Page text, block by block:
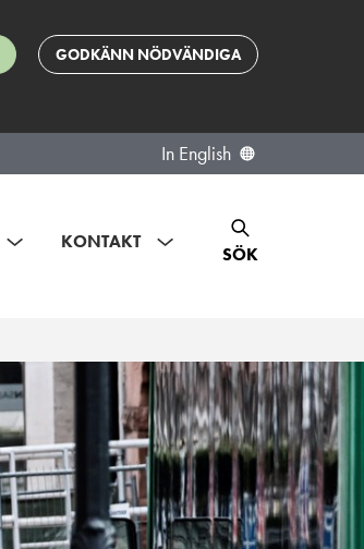
GODKÄNN NÖDVÄNDIGA
In English
KONTAKT
SÖK